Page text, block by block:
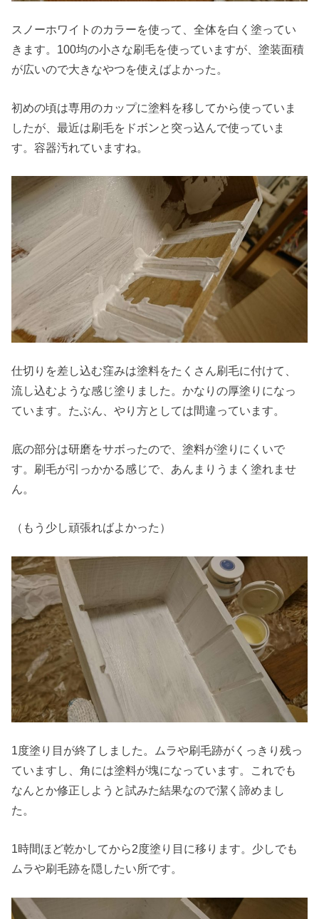
スノーホワイトのカラーを使って、全体を白く塗ってい
きます。100均の小さな刷毛を使っていますが、塗装面積
が広いので大きなやつを使えばよかった。
初めの頃は専用のカップに塗料を移してから使っていま
したが、最近は刷毛をドボンと突っ込んで使っていま
す。容器汚れていますね。
仕切りを差し込む窪みは塗料をたくさん刷毛に付けて、
流し込むような感じ塗りました。かなりの厚塗りになっ
ています。たぶん、やり方としては間違っています。
底の部分は研磨をサボったので、塗料が塗りにくいで
す。刷毛が引っかかる感じで、あんまりうまく塗れませ
ん。
（もう少し頑張ればよかった）
1度塗り目が終了しました。ムラや刷毛跡がくっきり残っ
ていますし、角には塗料が塊になっています。これでも
なんとか修正しようと試みた結果なので潔く諦めまし
た。
1時間ほど乾かしてから2度塗り目に移ります。少しでも
ムラや刷毛跡を隠したい所です。